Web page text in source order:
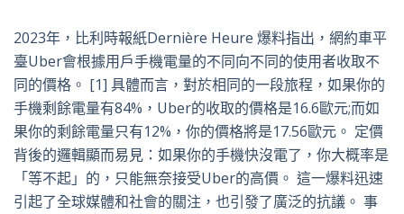
特
書
英
郵
2023年，比利時報紙Dernière Heure 爆料指出，網約車平
臺Uber會根據用戶手機電量的不同向不同的使用者收取不
同的價格。 [1] 具體而言，對於相同的一段旅程，如果你的
手機剩餘電量有84%，Uber的收取的價格是16.6歐元;而如
果你的剩餘電量只有12%，你的價格將是17.56歐元。 定價
背後的邏輯顯而易見：如果你的手機快沒電了，你大概率是
「等不起」的，只能無奈接受Uber的高價。 這一爆料迅速
引起了全球媒體和社會的關注，也引發了廣泛的抗議。 事